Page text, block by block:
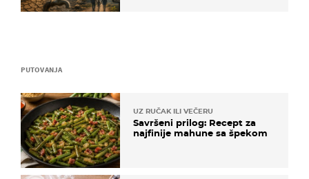
PUTOVANJA
UZ RUČAK ILI VEČERU
Savršeni prilog: Recept za
najfinije mahune sa špekom